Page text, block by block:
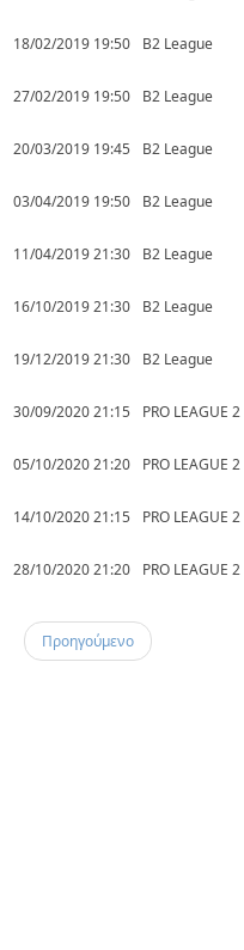
18/02/2019 19:50 B2 League
27/02/2019 19:50 B2 League
20/03/2019 19:45 B2 League
03/04/2019 19:50 B2 League
11/04/2019 21:30 B2 League
16/10/2019 21:30 B2 League
19/12/2019 21:30 B2 League
30/09/2020 21:15 PRO LEAGUE 2
05/10/2020 21:20 PRO LEAGUE 2
14/10/2020 21:15 PRO LEAGUE 2
28/10/2020 21:20 PRO LEAGUE 2
Προηγούμενο